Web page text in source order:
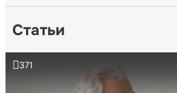
Статьи
371